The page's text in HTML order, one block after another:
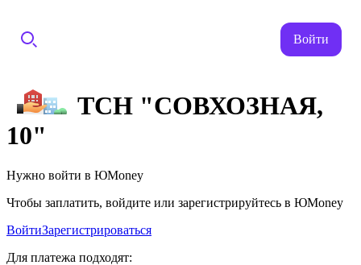
Войти
ТСН "СОВХОЗНАЯ,
10"
Нужно войти в ЮMoney
Чтобы заплатить, войдите или зарегистрируйтесь в ЮMoney
ВойтиЗарегистрироваться
Для платежа подходят: